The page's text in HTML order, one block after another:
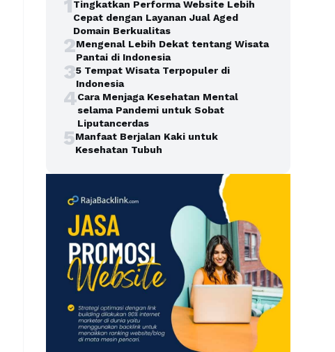
1Tingkatkan Performa Website Lebih
Cepat dengan Layanan Jual Aged
Domain Berkualitas
2Mengenal Lebih Dekat tentang Wisata
Pantai di Indonesia
35 Tempat Wisata Terpopuler di
Indonesia
4Cara Menjaga Kesehatan Mental
selama Pandemi untuk Sobat
Liputancerdas
5Manfaat Berjalan Kaki untuk
Kesehatan Tubuh